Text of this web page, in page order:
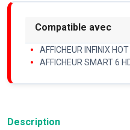
Compatible avec
AFFICHEUR INFINIX
AFFICHEUR SMART 6
Description